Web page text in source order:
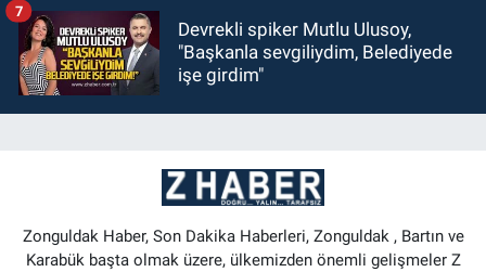
Devrekli spiker Mutlu Ulusoy,
"Başkanla sevgiliydim, Belediyede
işe girdim"
7
Zonguldak Haber, Son Dakika Haberleri, Zonguldak , Bartın ve
Karabük başta olmak üzere, ülkemizden önemli gelişmeler Z